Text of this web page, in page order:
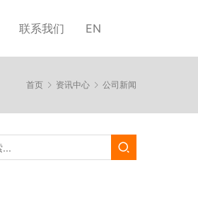
联系我们 EN
首页 资讯中心 公司新闻